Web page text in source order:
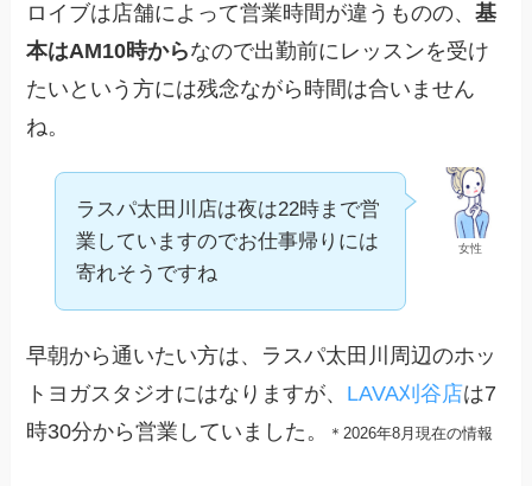
ロイブは店舗によって営業時間が違うものの、基
本はAM10時からなので出勤前にレッスンを受け
たいという方には残念ながら時間は合いません
ね。
女性
ラスパ太田川店は夜は22時まで営
業していますのでお仕事帰りには
寄れそうですね
早朝から通いたい方は、ラスパ太田川周辺のホッ
トヨガスタジオにはなりますが、 LAVA刈谷店は7
時30分から営業していました。
＊2026年8月現在の情報